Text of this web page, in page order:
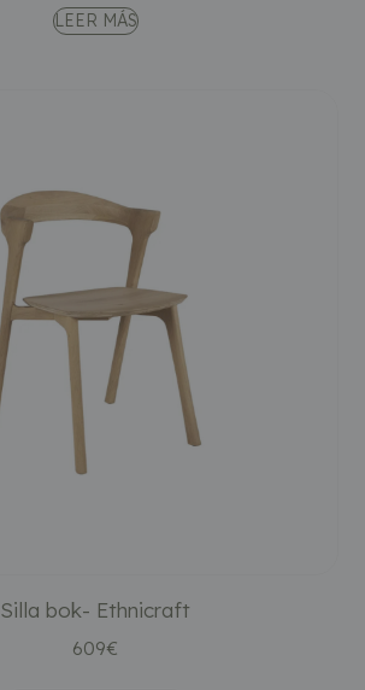
LEER MÁS
Silla bok- Ethnicraft
609€